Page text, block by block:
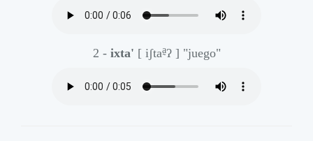
2 - ixta' [ iʃtaa̰ʔ ] "juego"